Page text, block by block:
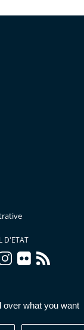
over what you want
D'ETAT
flickr rss
Données
: